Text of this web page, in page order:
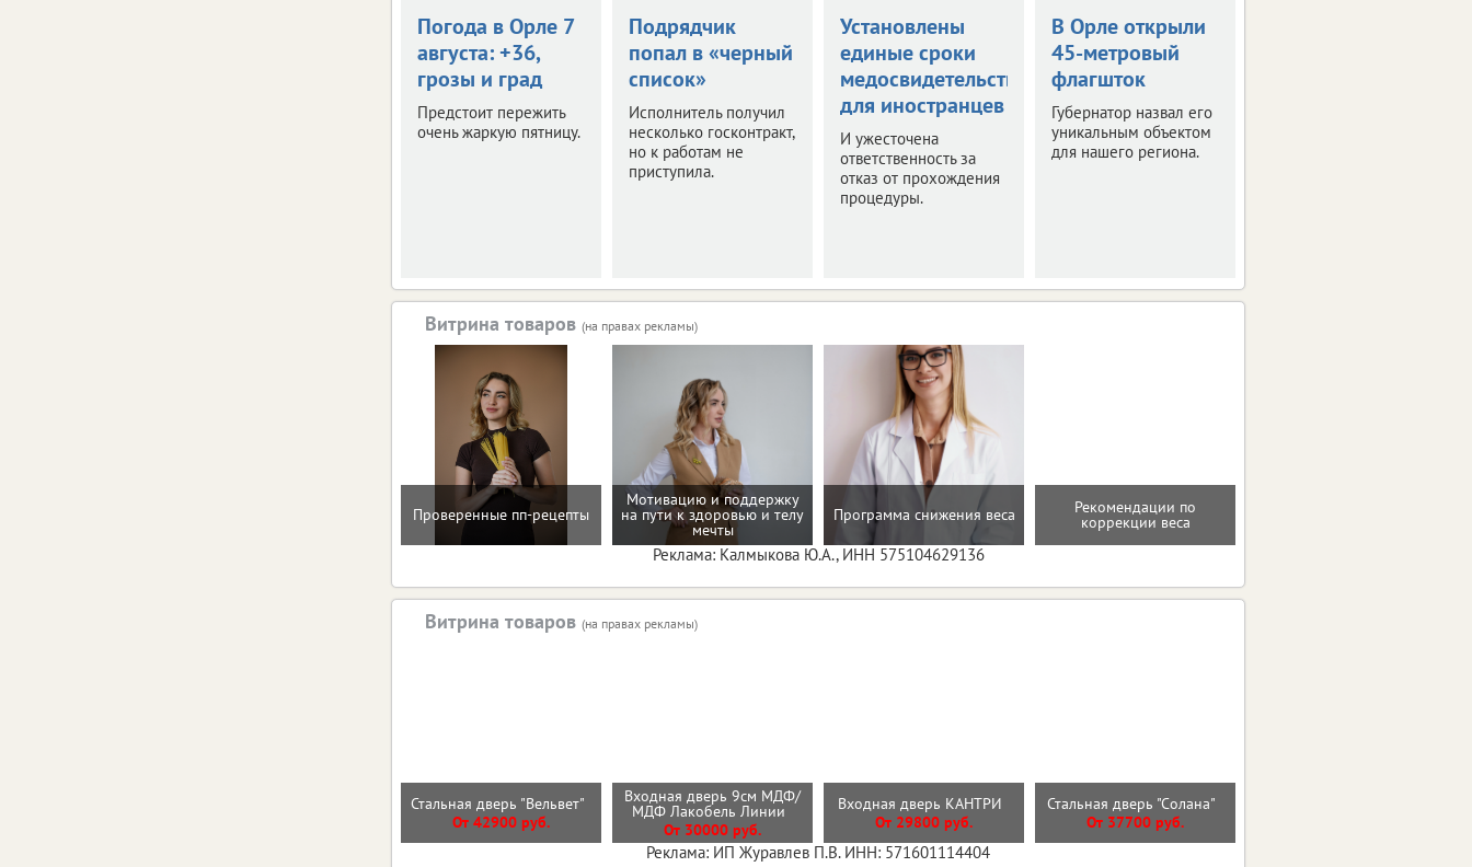
Погода в Орле 7
августа: +36,
грозы и град
Предстоит пережить
очень жаркую пятницу.
Подрядчик
попал в «черный
список»
Исполнитель получил
несколько госконтракт,
но к работам не
приступила.
Установлены
единые сроки
медосвидетельствования
для иностранцев
И ужесточена
ответственность за
отказ от прохождения
процедуры.
В Орле открыли
45-метровый
флагшток
Губернатор назвал его
уникальным объектом
для нашего региона.
Витрина товаров (на правах рекламы)
Проверенные пп-рецепты
Мотивацию и поддержку
на пути к здоровью и телу
мечты
Программа снижения веса Рекомендации по
коррекции веса
Реклама: Калмыкова Ю.А., ИНН 575104629136
Витрина товаров (на правах рекламы)
Стальная дверь "Вельвет"
От 42900 руб.
Входная дверь 9см МДФ/
МДФ Лакобель Линии
От 30000 руб.
Входная дверь КАНТРИ
От 29800 руб.
Стальная дверь "Солана"
От 37700 руб.
Реклама: ИП Журавлев П.В. ИНН: 571601114404